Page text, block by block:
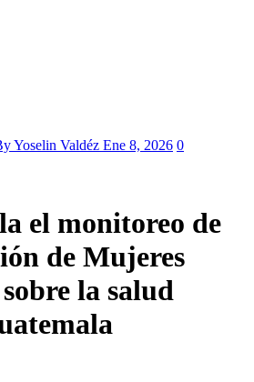
Yoselin Valdéz Ene 8, 2026 0
el monitoreo de
de Mujeres
la salud